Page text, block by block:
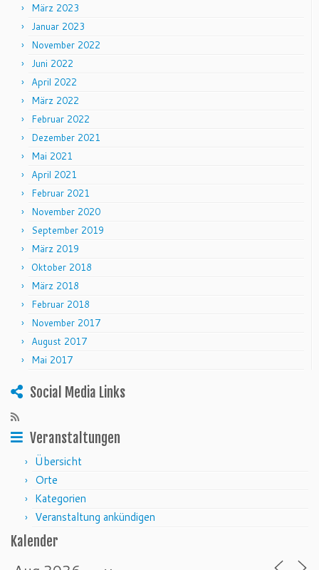
März 2023
Januar 2023
November 2022
Juni 2022
April 2022
März 2022
Februar 2022
Dezember 2021
Mai 2021
April 2021
Februar 2021
November 2020
September 2019
März 2019
Oktober 2018
März 2018
Februar 2018
November 2017
August 2017
Mai 2017
Social Media Links
Veranstaltungen
Übersicht
Orte
Kategorien
Veranstaltung ankündigen
Kalender